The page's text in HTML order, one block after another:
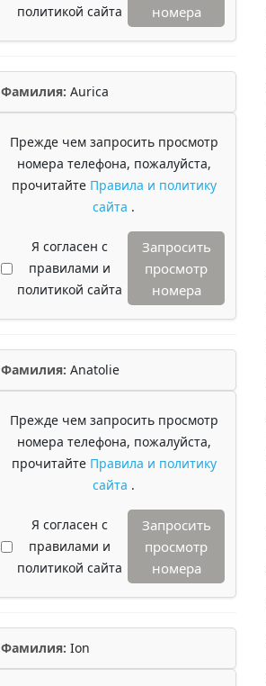
политикой сайта
номера
Фамилия: Aurica
Прежде чем запросить просмотр
номера телефона, пожалуйста,
прочитайте Правила и политику
сайта .
Я согласен с
правилами и
политикой сайта
Запросить
просмотр
номера
Фамилия: Anatolie
Прежде чем запросить просмотр
номера телефона, пожалуйста,
прочитайте Правила и политику
сайта .
Я согласен с
правилами и
политикой сайта
Запросить
просмотр
номера
Фамилия: Ion